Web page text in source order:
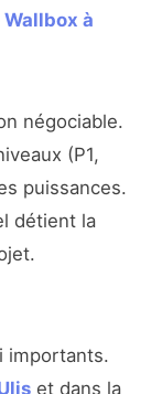
à
négociable.
(P1,
puissances.
détient la
importants.
et dans la